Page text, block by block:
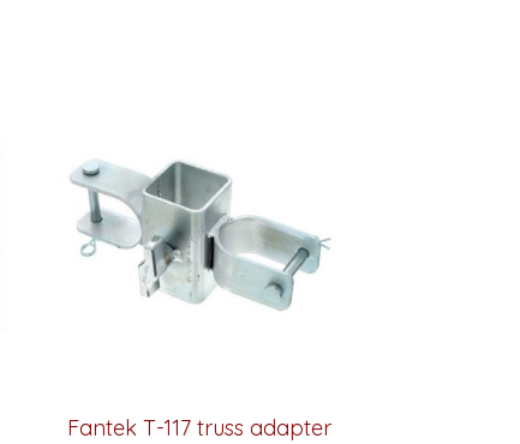
Fantek T-117 truss adapter